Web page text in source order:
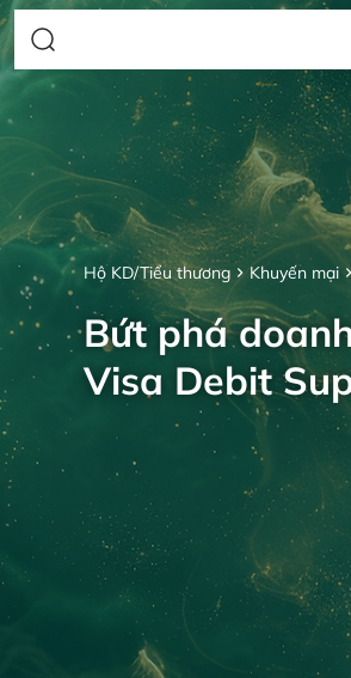
Hộ KD/Tiểu thương Khuyến mại
Bứt phá
Visa Debit